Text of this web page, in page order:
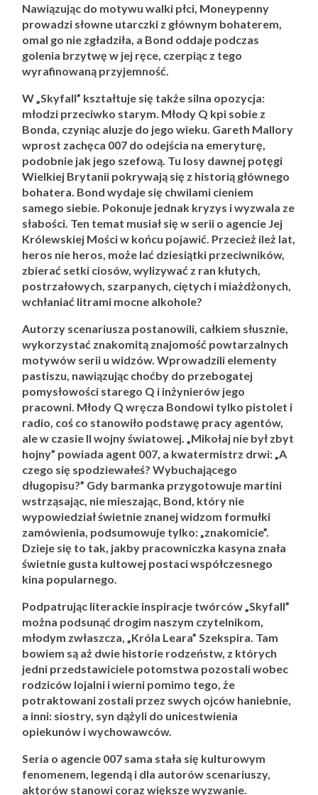
Nawiązując do motywu walki płci, Moneypenny
prowadzi słowne utarczki z głównym bohaterem,
omal go nie zgładziła, a Bond oddaje podczas
golenia brzytwę w jej ręce, czerpiąc z tego
wyrafinowaną przyjemność.
W „Skyfall” kształtuje się także silna opozycja:
młodzi przeciwko starym. Młody Q kpi sobie z
Bonda, czyniąc aluzje do jego wieku. Gareth Mallory
wprost zachęca 007 do odejścia na emeryturę,
podobnie jak jego szefową. Tu losy dawnej potęgi
Wielkiej Brytanii pokrywają się z historią głównego
bohatera. Bond wydaje się chwilami cieniem
samego siebie. Pokonuje jednak kryzys i wyzwala ze
słabości. Ten temat musiał się w serii o agencie Jej
Królewskiej Mości w końcu pojawić. Przecież ileż lat,
heros nie heros, może lać dziesiątki przeciwników,
zbierać setki ciosów, wylizywać z ran kłutych,
postrzałowych, szarpanych, ciętych i miażdżonych,
wchłaniać litrami mocne alkohole?
Autorzy scenariusza postanowili, całkiem słusznie,
wykorzystać znakomitą znajomość powtarzalnych
motywów serii u widzów. Wprowadzili elementy
pastiszu, nawiązując choćby do przebogatej
pomysłowości starego Q i inżynierów jego
pracowni. Młody Q wręcza Bondowi tylko pistolet i
radio, coś co stanowiło podstawę pracy agentów,
ale w czasie II wojny światowej. „Mikołaj nie był zbyt
hojny” powiada agent 007, a kwatermistrz drwi: „A
czego się spodziewałeś? Wybuchającego
długopisu?” Gdy barmanka przygotowuje martini
wstrząsając, nie mieszając, Bond, który nie
wypowiedział świetnie znanej widzom formułki
zamówienia, podsumowuje tylko: „znakomicie”.
Dzieje się to tak, jakby pracowniczka kasyna znała
świetnie gusta kultowej postaci współczesnego
kina popularnego.
Podpatrując literackie inspiracje twórców „Skyfall”
można podsunąć drogim naszym czytelnikom,
młodym zwłaszcza, „Króla Leara” Szekspira. Tam
bowiem są aż dwie historie rodzeństw, z których
jedni przedstawiciele potomstwa pozostali wobec
rodziców lojalni i wierni pomimo tego, że
potraktowani zostali przez swych ojców haniebnie,
a inni: siostry, syn dążyli do unicestwienia
opiekunów i wychowawców.
Seria o agencie 007 sama stała się kulturowym
fenomenem, legendą i dla autorów scenariuszy,
aktorów stanowi coraz większe wyzwanie.